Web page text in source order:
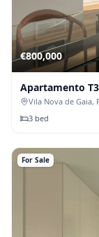
€800,000
Apartamento
Vila Nova de Gaia,
3 bed
For Sale